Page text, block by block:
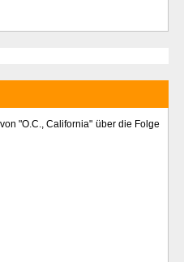
"O.C., California" über die Folge